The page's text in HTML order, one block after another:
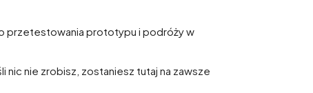
przetestowania prototypu i podróży w
nic nie zrobisz, zostaniesz tutaj na zawsze